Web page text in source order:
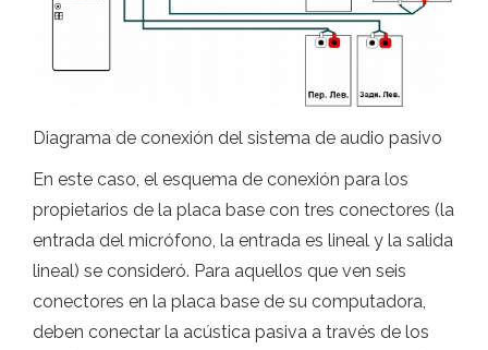
Diagrama de conexión del sistema de audio pasivo
En este caso, el esquema de conexión para los
propietarios de la placa base con tres conectores (la
entrada del micrófono, la entrada es lineal y la salida
lineal) se consideró. Para aquellos que ven seis
conectores en la placa base de su computadora,
deben conectar la acústica pasiva a través de los